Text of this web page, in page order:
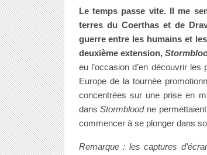
Le temps passe vite. Il me
terres du Coerthas et de
guerre entre les humains et
deuxième extension,
eu l’occasion d’en découvrir
Europe de la tournée
concentrées sur une prise en
dansStormbloodne permettaient
commencer à se plonger dans
Remarque : les captures